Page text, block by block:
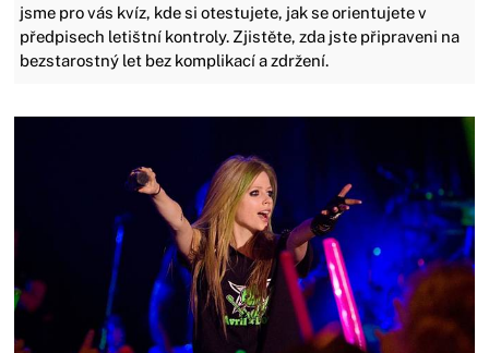
jsme pro vás kvíz, kde si otestujete, jak se orientujete v
předpisech letištní kontroly. Zjistěte, zda jste připraveni na
bezstarostný let bez komplikací a zdržení.